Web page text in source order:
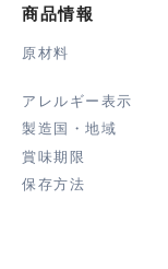
商品情報
原材料
アレルギー表示
製造国・地域
賞味期限
保存方法